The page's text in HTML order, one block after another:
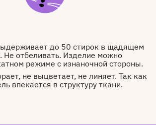
до 50 стирок в щадящем
Не отбеливать. Изделие можно
режиме с изнаночной стороны.
не выцветает, не линяет. Так как
впекается в структуру ткани.